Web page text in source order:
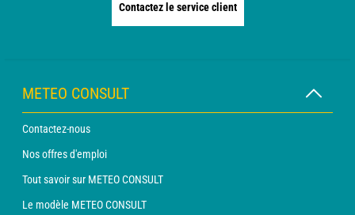
Contactez le service client
METEO CONSULT
Contactez-nous
Nos offres d'emploi
Tout savoir sur METEO CONSULT
Le modèle METEO CONSULT